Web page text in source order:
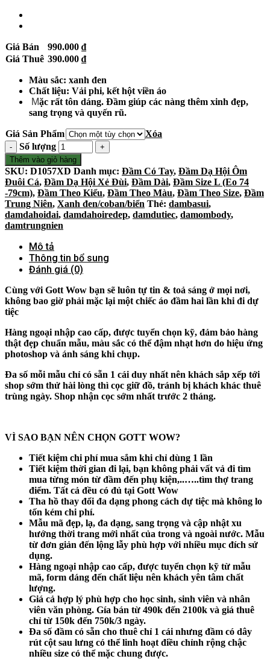
Giá Bán 990.000 ₫
Giá Thuê 390.000 ₫
Màu sắc: xanh đen
Chất liệu: Vải phi, kết hột viền áo
Mặc rất tôn dáng. Đầm giúp các nàng thêm xinh đẹp,
sang trọng và quyến rũ.
Giá Sản Phẩm
Xóa
Số lượng
Thêm vào giỏ hàng
SKU: D1057XD Danh mục: Đầm Có Tay, Đầm Dạ Hội Ôm
Đuôi Cá, Đầm Dạ Hội Xẻ Đùi, Đầm Dài, Đầm Size L (Eo 74
-79cm), Đầm Theo Kiểu, Đầm Theo Màu, Đầm Theo Size, Đầm
Trung Niên, Xanh đen/coban/biển Thẻ: dambasui,
damdahoidai, damdahoiredep, damdutiec, damombody,
damtrungnien
Mô tả
Thông tin bổ sung
Đánh giá (0)
Cùng với Gott Wow bạn sẽ luôn tự tin & toả sáng ở mọi nơi,
không bao giờ phải mặc lại một chiếc áo đầm hai lần khi đi dự
tiệc
Hàng ngoại nhập cao cấp, được tuyển chọn kỹ, đảm bảo hàng
thật đẹp chuẩn mẫu, màu sắc có thể đậm nhạt hơn do hiệu ứng
photoshop và ánh sáng khi chụp.
Đa số mỗi mẫu chỉ có sẵn 1 cái duy nhất nên khách sắp xếp tới
shop sớm thử hài lòng thì cọc giữ đồ, tránh bị khách khác thuê
trùng ngày. Shop nhận cọc sớm nhất trước 2 tháng.
VÌ SAO BẠN NÊN CHỌN GOTT WOW?
Tiết kiệm chi phí mua sắm khi chỉ dùng 1 lần
Tiết kiệm thời gian đi lại, bạn không phải vất vả đi tìm
mua từng món từ đầm đến phụ kiện,..…..tìm thợ trang
điểm. Tất cả đều có đủ tại Gott Wow
Tha hồ thay đổi đa dạng phong cách dự tiệc mà không lo
tốn kém chi phí.
Mẫu mã đẹp, lạ, đa dạng, sang trọng và cập nhật xu
hướng thời trang mới nhất của trong và ngoài nước. Mẫu
từ đơn giản đến lộng lẫy phù hợp với nhiều mục đích sử
dụng.
Hàng ngoại nhập cao cấp, được tuyển chọn kỹ từ mẫu
mã, form dáng đến chất liệu nên khách yên tâm chất
lượng.
Giá cả hợp lý phù hợp cho học sinh, sinh viên và nhân
viên văn phòng. Gía bán từ 490k đến 2100k và giá thuê
chỉ từ 150k đến 750k/3 ngày.
Đa số đầm có sẵn cho thuê chỉ 1 cái nhưng đầm có dây
rút cột sau lưng có thể linh hoạt điều chỉnh rộng chậc
nhiều size có thể mặc chung được.